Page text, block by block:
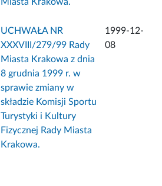
UCHWAŁA NR
XXXVIII/279/99 Rady
Miasta Krakowa z dnia
8 grudnia 1999 r. w
sprawie zmiany w
składzie Komisji Sportu
Turystyki i Kultury
Fizycznej Rady Miasta
Krakowa.
1999-12-
08